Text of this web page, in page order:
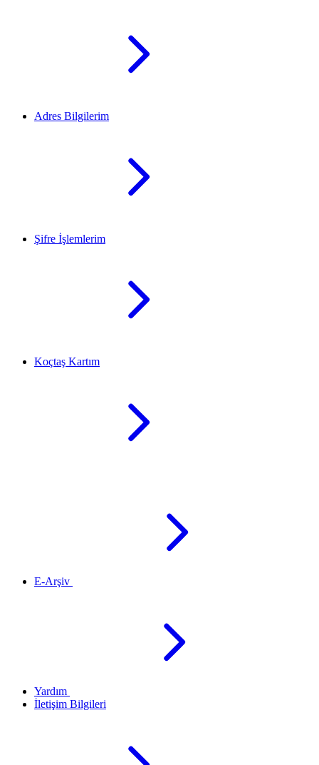
Adres Bilgilerim
Şifre İşlemlerim
Koçtaş Kartım
E-Arşiv
Yardım
İletişim Bilgileri